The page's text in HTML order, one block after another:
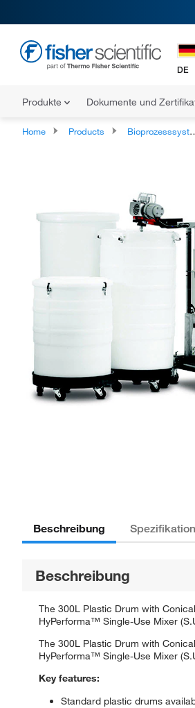
DE
Produkte Dokumente und
Home Products Bioprozesssysteme und Zubehör
Beschreibung Spezifikation
Beschreibung
The 300L Plastic Drum with
HyPerforma™ Single-Use Mixer
The 300L Plastic Drum with
HyPerforma™ Single-Use Mixer
Key features:
Standard plastic drums